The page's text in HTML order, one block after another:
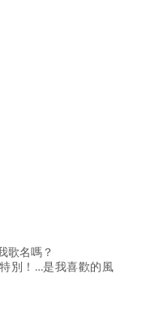
歌名嗎？
別！…是我喜歡的風